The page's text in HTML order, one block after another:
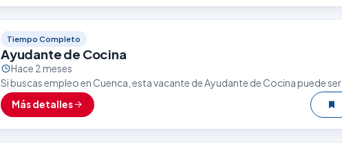
Tiempo Completo
Ayudante de Cocina
Hace 2 meses
Si buscas empleo en Cuenca, esta vacante de Ayudante de Cocina puede ser
una excelente oportunidad. El sector gastronómico es uno de los que…
Más detalles